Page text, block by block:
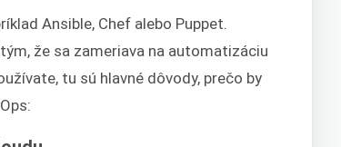
Ansible, Chef alebo Puppet.
že sa zameriava na automatizáciu
tu sú hlavné dôvody, prečo by